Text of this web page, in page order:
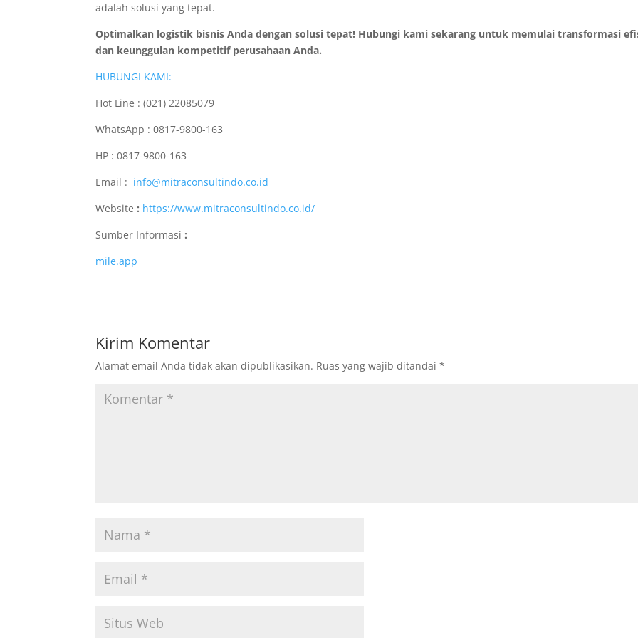
adalah solusi yang tepat.
Optimalkan logistik bisnis Anda dengan solusi tepat! Hubungi kami sekarang untuk memulai transformasi
dan keunggulan kompetitif perusahaan Anda.
HUBUNGI KAMI:
Hot Line : (021) 22085079
WhatsApp : 0817-9800-163
HP : 0817-9800-163
Email : info@mitraconsultindo.co.id
Website : https://www.mitraconsultindo.co.id/
Sumber Informasi :
mile.app
Kirim Komentar
Alamat email Anda tidak akan dipublikasikan. Ruas yang wajib ditandai*